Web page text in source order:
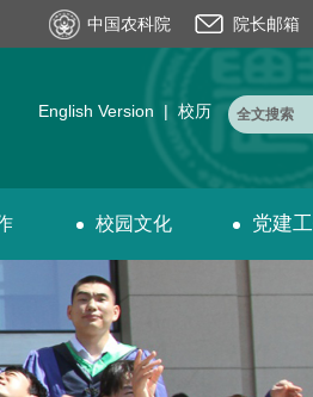
中国农科院 院长邮箱
English Version | 校历
校园文化 党建